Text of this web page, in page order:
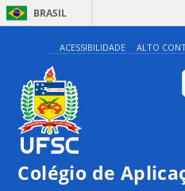
BRASIL
ACESSIBILIDADE ALTO
Colégio de